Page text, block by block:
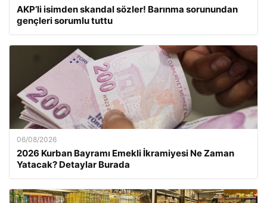
AKP’li isimden skandal sözler! Barınma sorunundan
gençleri sorumlu tuttu
06/08/2026
2026 Kurban Bayramı Emekli İkramiyesi Ne Zaman
Yatacak? Detaylar Burada